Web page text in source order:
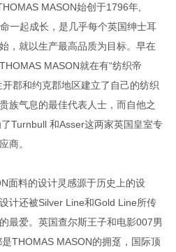
MASON始创于1796年,
一起成长，是几乎每个英国绅士耳
，就以生产最高品质为目标。早在
MASON就在有“纺织帝
郡和约克郡地区建立了自己的纺织
族气息的最佳代表人士，而自他之
Turnbull 和Asser这两家英国皇室专
商。
面料的设计灵感源于历史上的设
计还被Silver Line和Gold Line所传
最爱。英国查尔斯王子和电影007男
THOMAS MASON的拥趸，国际顶